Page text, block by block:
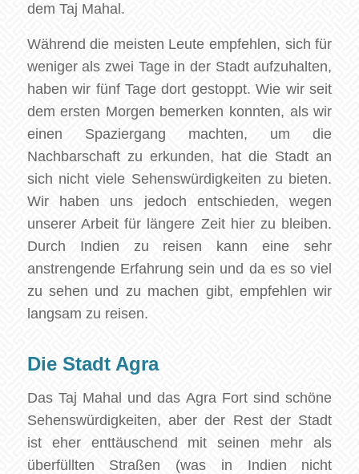
dem Taj Mahal.
Während die meisten Leute empfehlen, sich für
weniger als zwei Tage in der Stadt aufzuhalten,
haben wir fünf Tage dort gestoppt. Wie wir seit
dem ersten Morgen bemerken konnten, als wir
einen Spaziergang machten, um die
Nachbarschaft zu erkunden, hat die Stadt an
sich nicht viele Sehenswürdigkeiten zu bieten.
Wir haben uns jedoch entschieden, wegen
unserer Arbeit für längere Zeit hier zu bleiben.
Durch Indien zu reisen kann eine sehr
anstrengende Erfahrung sein und da es so viel
zu sehen und zu machen gibt, empfehlen wir
langsam zu reisen.
Die Stadt Agra
Das Taj Mahal und das Agra Fort sind schöne
Sehenswürdigkeiten, aber der Rest der Stadt
ist eher enttäuschend mit seinen mehr als
überfüllten Straßen (was in Indien nicht